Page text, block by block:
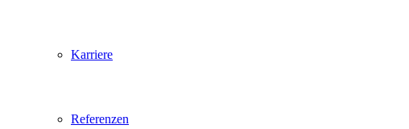
Karriere
Referenzen